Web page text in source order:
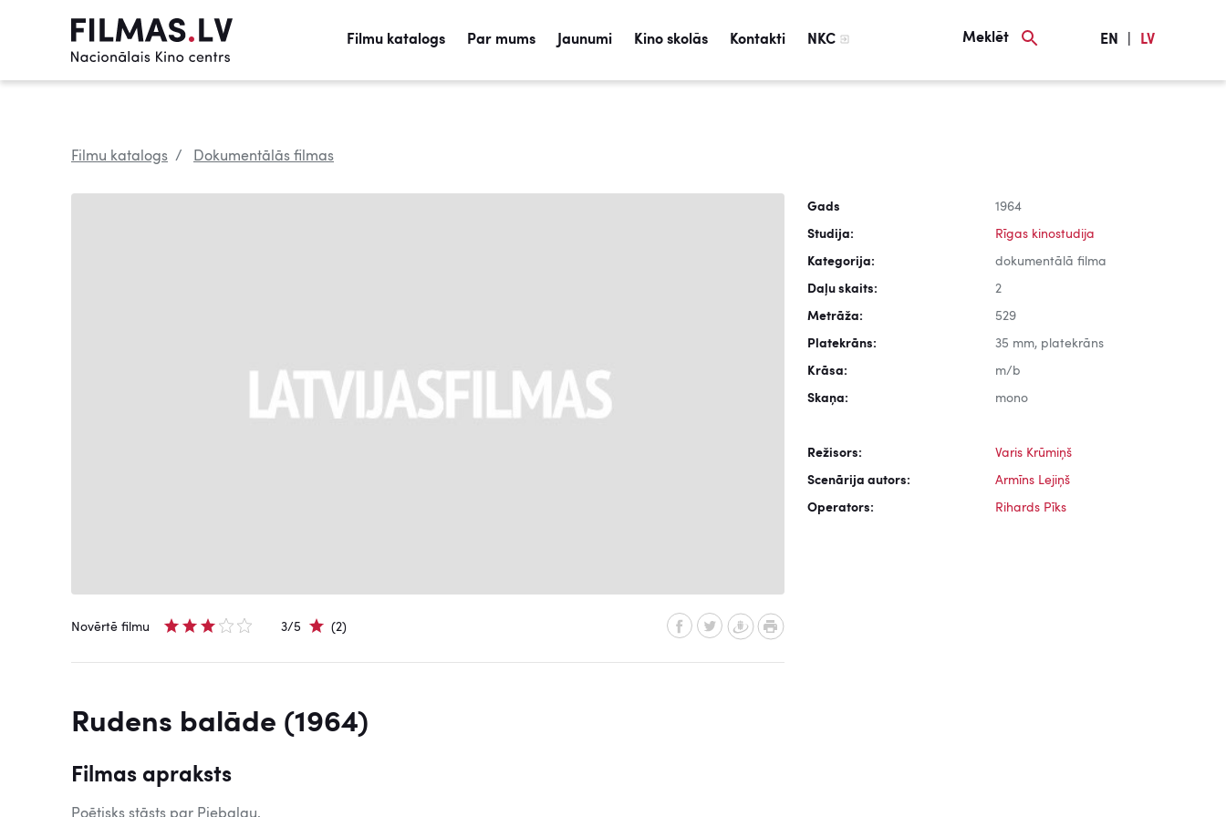
Filmu katalogs Par mums Jaunumi Kino skolās Kontakti NKC Meklēt EN LV
Filmu katalogs Dokumentālās filmas
Novērtē filmu 3/5 (2)
Rudens balāde (1964)
Filmas apraksts
Gads 1964
Studija: Rīgas kinostudija
Kategorija: dokumentālā filma
Daļu skaits: 2
Metrāža: 529
Platekrāns: 35 mm, platekrāns
Krāsa: m/b
Skaņa: mono
Režisors: Varis Krūmiņš
Scenārija autors: Armīns Lejiņš
Operators: Rihards Pīks